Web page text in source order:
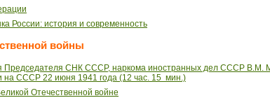
России: история и современность
войны
Председателя СНК СССР, наркома иностранных дел СССР В.М.
на СССР 22 июня 1941 года (12 час. 15 мин.)
Отечественной войне